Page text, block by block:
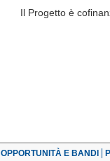
Il Progetto è
OPPORTUNITÀ E BANDI